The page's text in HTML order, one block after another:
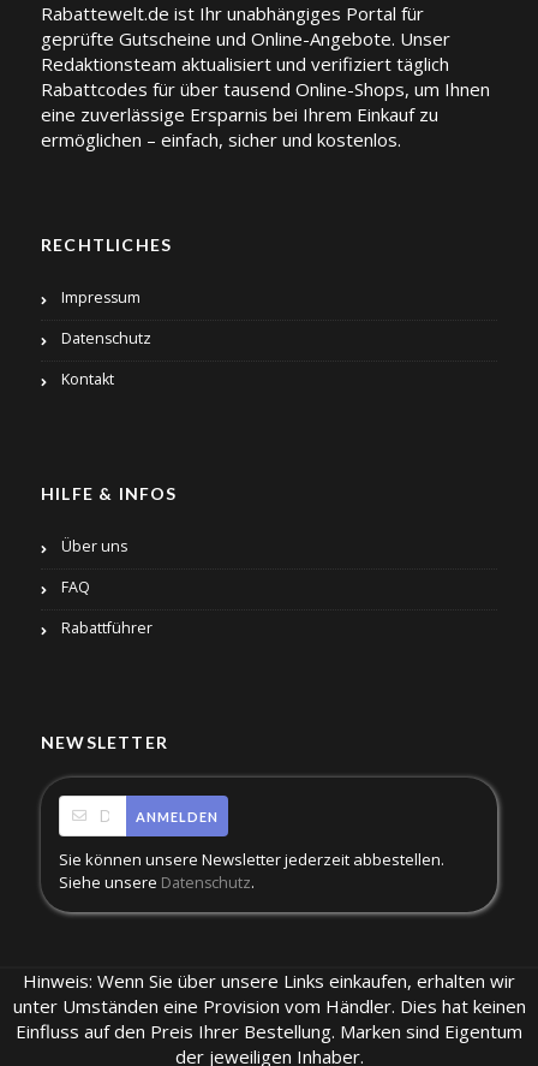
Rabattewelt.de ist Ihr unabhängiges Portal für
geprüfte Gutscheine und Online-Angebote. Unser
Redaktionsteam aktualisiert und verifiziert täglich
Rabattcodes für über tausend Online-Shops, um Ihnen
eine zuverlässige Ersparnis bei Ihrem Einkauf zu
ermöglichen – einfach, sicher und kostenlos.
RECHTLICHES
Impressum
Datenschutz
Kontakt
HILFE & INFOS
Über uns
FAQ
Rabattführer
NEWSLETTER
ANMELDEN
Sie können unsere Newsletter jederzeit abbestellen.
Siehe unsere Datenschutz.
Hinweis: Wenn Sie über unsere Links einkaufen, erhalten wir
unter Umständen eine Provision vom Händler. Dies hat keinen
Einfluss auf den Preis Ihrer Bestellung. Marken sind Eigentum
der jeweiligen Inhaber.